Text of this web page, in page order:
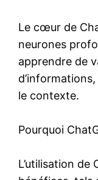
Le cœur de
neurones
apprendre de
le contexte.
Pourquoi
L’utilisation